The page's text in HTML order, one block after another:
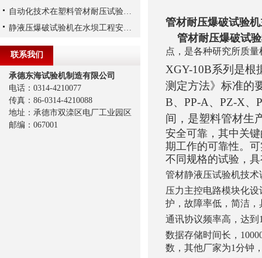
管材耐压爆破试验
管材耐压爆破试
点，是各种研究所质
XGY-10B系列是根
测定方法》标准的
B、PP-A、PZ-X、
间，是塑料管材生
安全可靠，其中关
期工作的可靠性。
不同规格的试验，
管材静液压试验机技术
压力主控电路模块化
护，故障率低，简洁
通讯协议频率高，达到
数据存储时间长，
数，其他厂家为1分钟
自动化技术在塑料管材耐压试验机中的应用
静液压爆破试验机在水坝工程安全评估中的应用
联系我们
承德东海试验机制造有限公司
电话：0314-4210077
传真：86-0314-4210088
地址：承德市双滦区电厂工业园区
邮编：067001